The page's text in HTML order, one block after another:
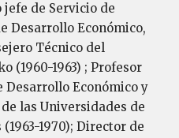
jefe de Servicio de
Desarrollo Económico,
Técnico del
(1960-1963) ; Profesor
Económico y
las Universidades de
1970); Director de